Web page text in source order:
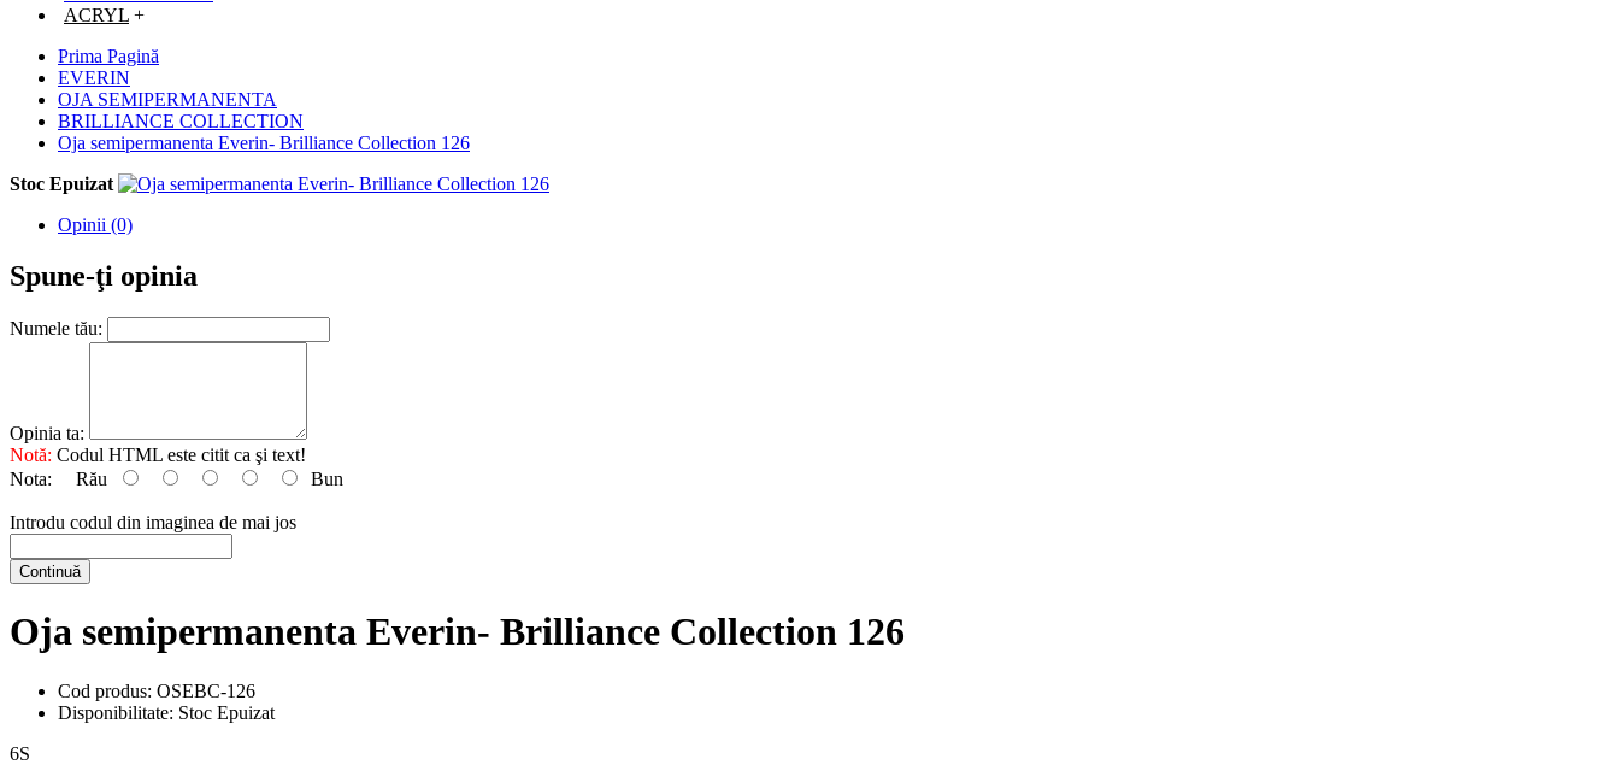
ACRYL +
Prima Pagină
EVERIN
OJA SEMIPERMANENTA
BRILLIANCE COLLECTION
Oja semipermanenta Everin- Brilliance Collection 126
Stoc Epuizat
Opinii (0)
Spune-ţi opinia
Numele tău:
Opinia ta:
Notă: Codul HTML este citit ca şi text!
Nota: Rău Bun
Introdu codul din imaginea de mai jos
Continuă
Oja semipermanenta Everin- Brilliance Collection 126
Cod produs: OSEBC-126
Disponibilitate: Stoc Epuizat
6S